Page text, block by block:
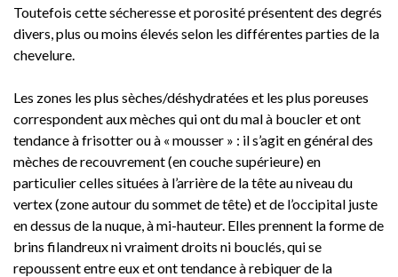
Toutefois cette sécheresse et porosité présentent des degrés
divers, plus ou moins élevés selon les différentes parties de la
chevelure.
Les zones les plus sèches/déshydratées et les plus poreuses
correspondent aux mèches qui ont du mal à boucler et ont
tendance à frisotter ou à « mousser » : il s’agit en général des
mèches de recouvrement (en couche supérieure) en
particulier celles situées à l’arrière de la tête au niveau du
vertex (zone autour du sommet de tête) et de l’occipital juste
en dessus de la nuque, à mi-hauteur. Elles prennent la forme de
brins filandreux ni vraiment droits ni bouclés, qui se
repoussent entre eux et ont tendance à rebiquer de la